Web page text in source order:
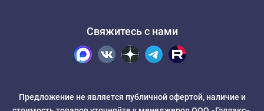
Свяжитесь с нами
Предложение не является публичной офертой, наличие и